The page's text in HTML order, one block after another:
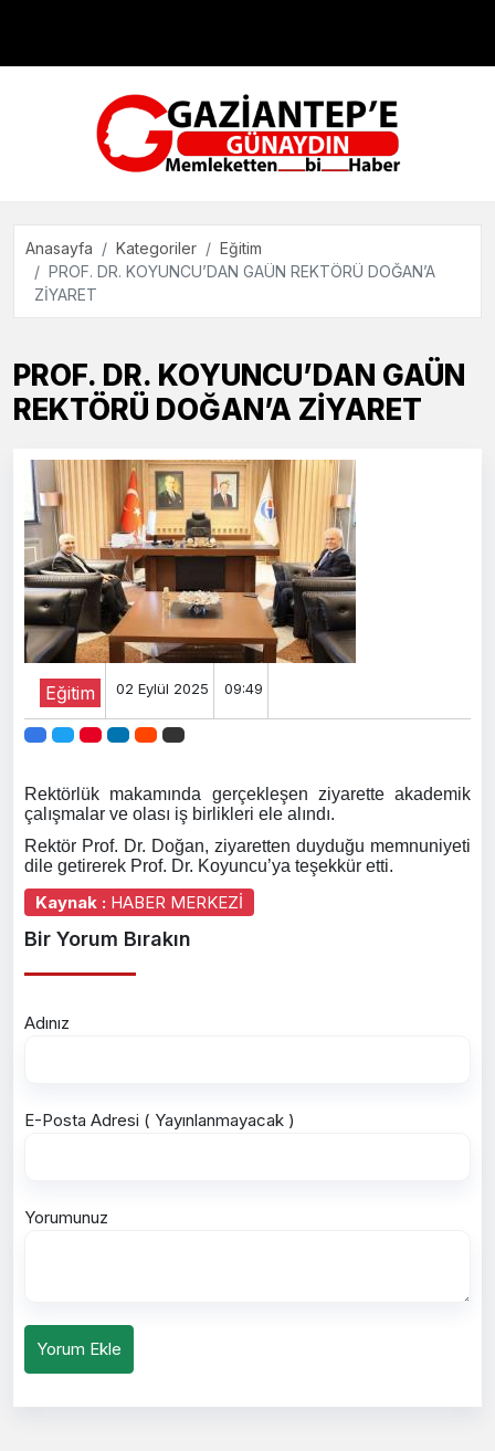
Teknoloji
Anasayfa Kategoriler
Eğitim
PROF. DR. KOYUNCU’DAN GAÜN REKTÖRÜ DOĞAN’A
ZİYARET
PROF. DR. KOYUNCU’DAN GAÜN
REKTÖRÜ DOĞAN’A ZİYARET
Eğitim 02 Eylül 2025 09:49
Rektörlük makamında gerçekleşen ziyarette akademik
çalışmalar ve olası iş birlikleri ele alındı.
Rektör Prof. Dr. Doğan, ziyaretten duyduğu memnuniyeti
dile getirerek Prof. Dr. Koyuncu’ya teşekkür etti.
Kaynak : HABER MERKEZİ
Bir Yorum Bırakın
Adınız
E-Posta Adresi ( Yayınlanmayacak )
Yorumunuz
Yorum Ekle